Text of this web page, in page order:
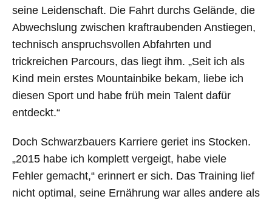
seine Leidenschaft. Die Fahrt durchs Gelände, die
Abwechslung zwischen kraftraubenden Anstiegen,
technisch anspruchsvollen Abfahrten und
trickreichen Parcours, das liegt ihm. „Seit ich als
Kind mein erstes Mountainbike bekam, liebe ich
diesen Sport und habe früh mein Talent dafür
entdeckt.“
Doch Schwarzbauers Karriere geriet ins Stocken.
„2015 habe ich komplett vergeigt, habe viele
Fehler gemacht,“ erinnert er sich. Das Training lief
nicht optimal, seine Ernährung war alles andere als